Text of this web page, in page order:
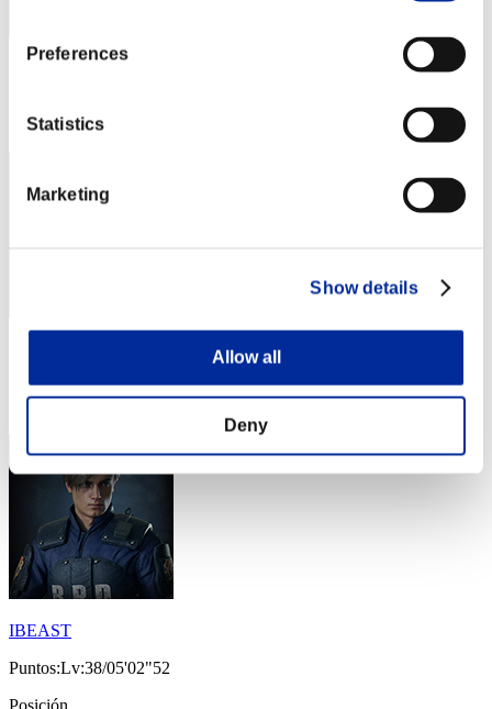
Preferences
Statistics
Marketing
Show details
Allow all
Deny
52
Posición
IBEAST
Puntos:Lv:38/05'02"52